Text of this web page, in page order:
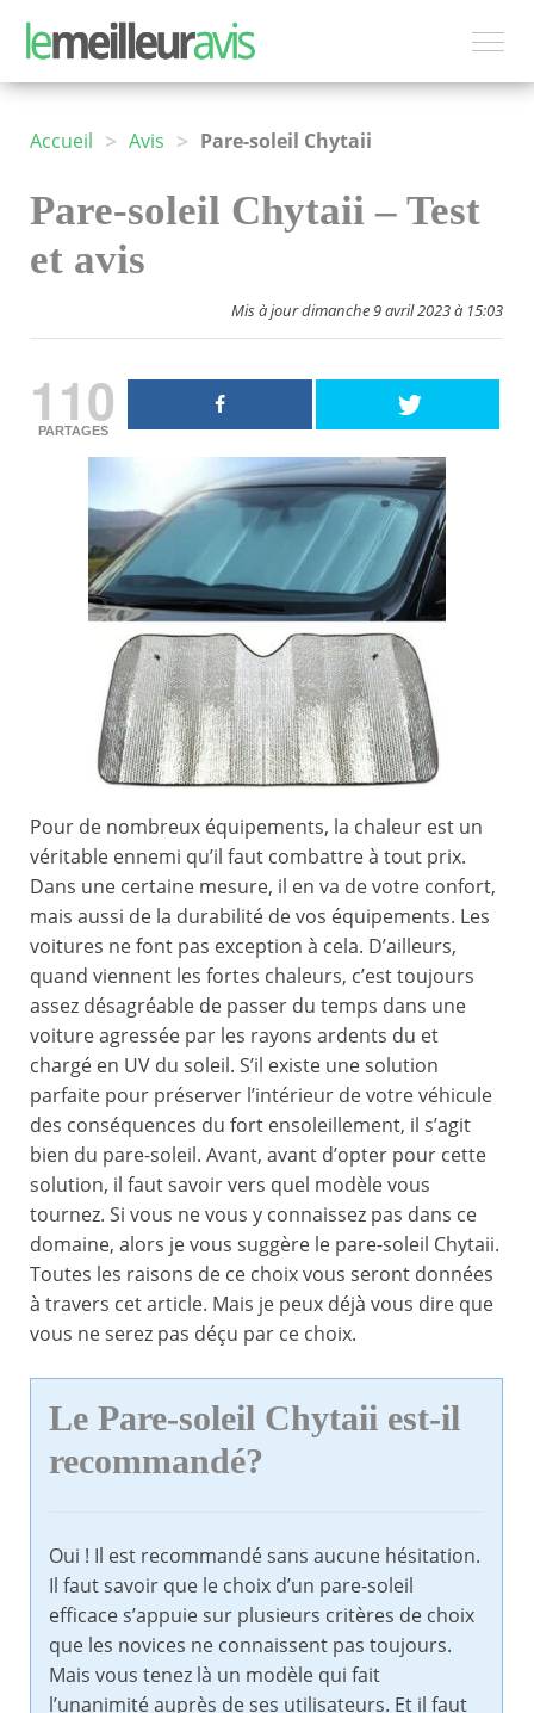
Accueil > Avis > Pare-soleil Chytaii
Pare-soleil Chytaii – Test
et avis
Mis à jour dimanche 9 avril 2023 à 15:03
110
PARTAGES
Pour de nombreux équipements, la chaleur est un
véritable ennemi qu’il faut combattre à tout prix.
Dans une certaine mesure, il en va de votre confort,
mais aussi de la durabilité de vos équipements. Les
voitures ne font pas exception à cela. D’ailleurs,
quand viennent les fortes chaleurs, c’est toujours
assez désagréable de passer du temps dans une
voiture agressée par les rayons ardents du et
chargé en UV du soleil. S’il existe une solution
parfaite pour préserver l’intérieur de votre véhicule
des conséquences du fort ensoleillement, il s’agit
bien du pare-soleil. Avant, avant d’opter pour cette
solution, il faut savoir vers quel modèle vous
tournez. Si vous ne vous y connaissez pas dans ce
domaine, alors je vous suggère le pare-soleil Chytaii.
Toutes les raisons de ce choix vous seront données
à travers cet article. Mais je peux déjà vous dire que
vous ne serez pas déçu par ce choix.
Le Pare-soleil Chytaii est-il
recommandé?
Oui ! Il est recommandé sans aucune hésitation.
Il faut savoir que le choix d’un pare-soleil
efficace s’appuie sur plusieurs critères de choix
que les novices ne connaissent pas toujours.
Mais vous tenez là un modèle qui fait
l’unanimité auprès de ses utilisateurs. Et il faut